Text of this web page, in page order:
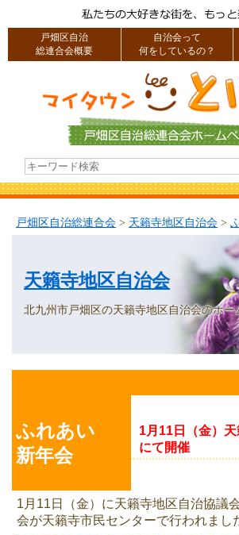
戸畑区自治
総連合会概要
自治会って
何をしているの？
戸畑区自治総連合会 > 天籟寺地区自治会 >
天籟寺地区自治会
北九州市戸畑区の天籟寺地区自治会のホー
ふれあい
新年会
1月11日（金）
にて開催
1月11日（金）に天籟寺地区自治協議
会が天籟寺市民センターで行われまし